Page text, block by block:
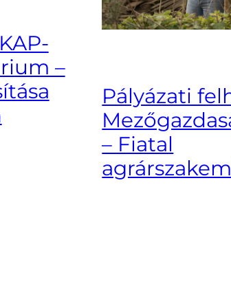
–
Pályázati
– Fiatal